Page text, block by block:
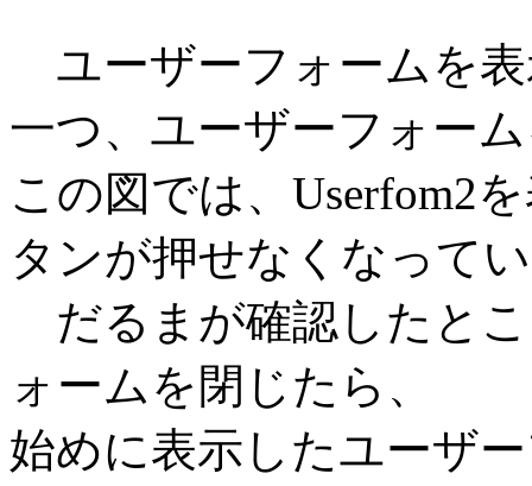
ユーザーフォームを
一つ、ユーザーフォー
この図では、Userfom2
タンが押せなくなって
だるまが確認したと
ォームを閉じたら、
始めに表示したユーザ